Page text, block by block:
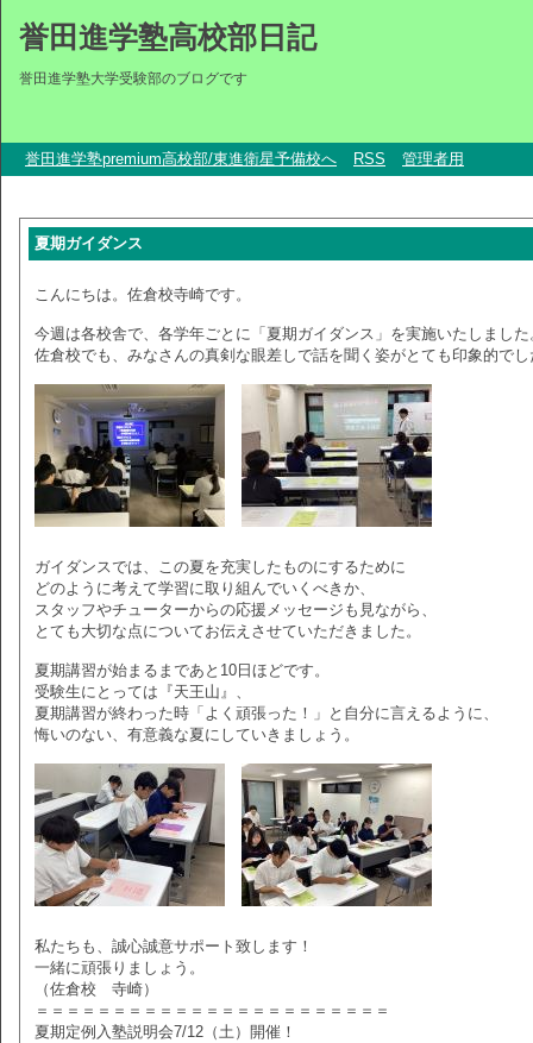
誉田進学塾高校部日記
誉田進学塾大学受験部のブログです
誉田進学塾premium高校部/東進衛星予備校へ RSS 管理者用
夏期ガイダンス
こんにちは。佐倉校寺崎です。
今週は各校舎で、各学年ごとに「夏期ガイダンス」を実施いたしました
佐倉校でも、みなさんの真剣な眼差しで話を聞く姿がとても印象的でし
ガイダンスでは、この夏を充実したものにするために
どのように考えて学習に取り組んでいくべきか、
スタッフやチューターからの応援メッセージも見ながら、
とても大切な点についてお伝えさせていただきました。
夏期講習が始まるまであと10日ほどです。
受験生にとっては『天王山』、
夏期講習が終わった時「よく頑張った！」と自分に言えるように、
悔いのない、有意義な夏にしていきましょう。
私たちも、誠心誠意サポート致します！
一緒に頑張りましょう。
（佐倉校 寺崎）
＝＝＝＝＝＝＝＝＝＝＝＝＝＝＝＝＝＝＝＝＝＝＝
夏期定例入塾説明会7/12（土）開催！